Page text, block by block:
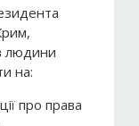
людини
на:
про права